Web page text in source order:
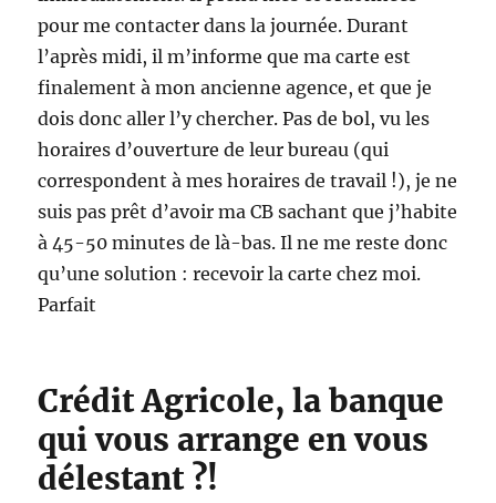
pour me contacter dans la journée. Durant
l’après midi, il m’informe que ma carte est
finalement à mon ancienne agence, et que je
dois donc aller l’y chercher. Pas de bol, vu les
horaires d’ouverture de leur bureau (qui
correspondent à mes horaires de travail !), je ne
suis pas prêt d’avoir ma CB sachant que j’habite
à 45-50 minutes de là-bas. Il ne me reste donc
qu’une solution : recevoir la carte chez moi.
Parfait
Crédit Agricole, la banque
qui vous arrange en vous
délestant ?!